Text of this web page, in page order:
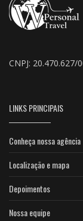
CNPJ: 20.470.627/
LINKS PRINCIPAIS
Conheça nossa agência
Localização e mapa
Depoimentos
Nossa equipe